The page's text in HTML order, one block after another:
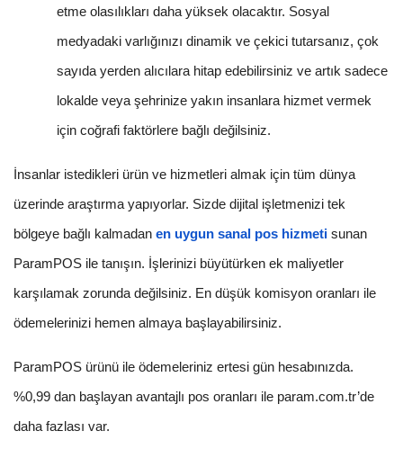
etme olasılıkları daha yüksek olacaktır. Sosyal
medyadaki varlığınızı dinamik ve çekici tutarsanız, çok
sayıda yerden alıcılara hitap edebilirsiniz ve artık sadece
lokalde veya şehrinize yakın insanlara hizmet vermek
için coğrafi faktörlere bağlı değilsiniz.
İnsanlar istedikleri ürün ve hizmetleri almak için tüm dünya
üzerinde araştırma yapıyorlar. Sizde dijital işletmenizi tek
bölgeye bağlı kalmadan en uygun sanal pos hizmeti sunan
ParamPOS ile tanışın. İşlerinizi büyütürken ek maliyetler
karşılamak zorunda değilsiniz. En düşük komisyon oranları ile
ödemelerinizi hemen almaya başlayabilirsiniz.
ParamPOS ürünü ile ödemeleriniz ertesi gün hesabınızda.
%0,99 dan başlayan avantajlı pos oranları ile param.com.tr’de
daha fazlası var.